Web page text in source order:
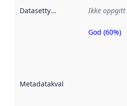
Datasettype Ikke oppgitt
Metadatakvalitet
Metadatakvalitet
God (60%)